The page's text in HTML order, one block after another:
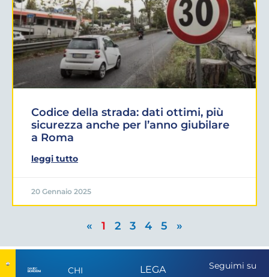
Codice della strada: dati ottimi, più
sicurezza anche per l’anno giubilare
a Roma
leggi tutto
20 Gennaio 2025
« 1 2 3 4 5 »
CHI
LEGA Seguimi su